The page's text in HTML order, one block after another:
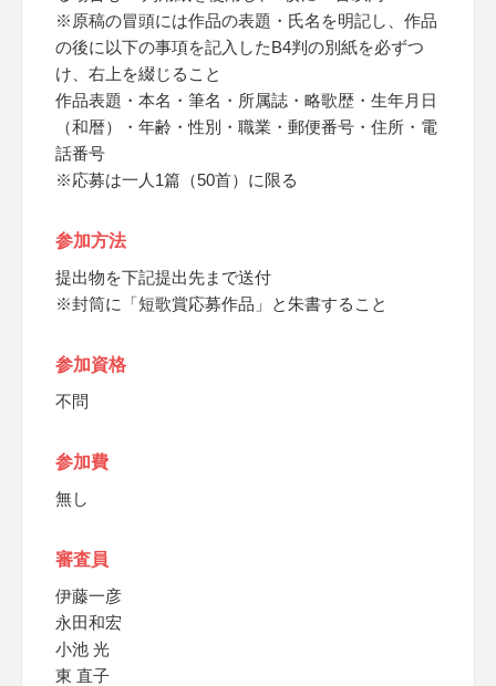
※原稿の冒頭には作品の表題・氏名を明記し、作品
の後に以下の事項を記入したB4判の別紙を必ずつ
け、右上を綴じること
作品表題・本名・筆名・所属誌・略歌歴・生年月日
（和暦）・年齢・性別・職業・郵便番号・住所・電
話番号
※応募は一人1篇（50首）に限る
参加方法
提出物を下記提出先まで送付
※封筒に「短歌賞応募作品」と朱書すること
参加資格
不問
参加費
無し
審査員
伊藤一彦
永田和宏
小池 光
東 直子